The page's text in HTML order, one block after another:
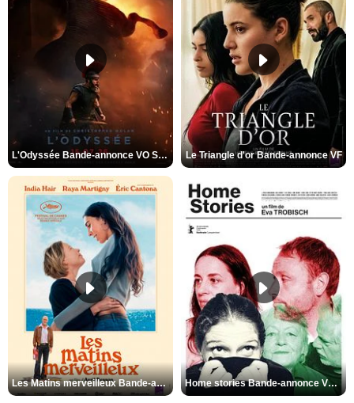
L'Odyssée Bande-annonce VO STFR Le Triangle d'or Bande-annonce VF
Les Matins merveilleux Bande-annonce VF Home stories Bande-annonce VO STFR